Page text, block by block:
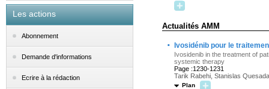
Les actions
Abonnement
Demande d'informations
Ecrire à la rédaction
Actualités AMM
· Ivosidénib pour le
Ivosidenib in the treatment of
systemic therapy
Page :1230-1231
Tarik Rabehi, Stanislas Quesada
Plan